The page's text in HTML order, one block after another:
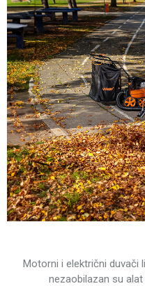
Motorni i električni duvači
nezaobilazan su